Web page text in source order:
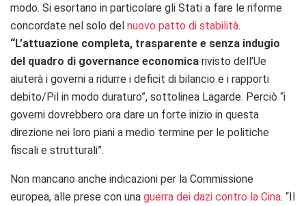
modo. Si esortano in particolare gli Stati a fare le riforme
concordate nel solo del nuovo patto di stabilità.
“L’attuazione completa, trasparente e senza indugio
del quadro di governance economica rivisto dell’Ue
aiuterà i governi a ridurre i deficit di bilancio e i rapporti
debito/Pil in modo duraturo”, sottolinea Lagarde. Perciò “i
governi dovrebbero ora dare un forte inizio in questa
direzione nei loro piani a medio termine per le politiche
fiscali e strutturali”.
Non mancano anche indicazioni per la Commissione
europea, alle prese con una guerra dei dazi contro la Cina. “Il